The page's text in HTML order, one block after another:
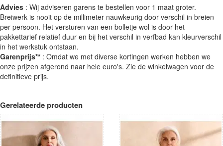
Advies : Wij adviseren garens te bestellen voor 1 maat groter.
Breiwerk is nooit op de millimeter nauwkeurig door verschil in breien
per persoon. Het versturen van een bolletje wol is door het
pakkettarief relatief duur en bij het verschil in verfbad kan kleurverschil
in het werkstuk ontstaan.
Garenprijs** : Omdat we met diverse kortingen werken hebben we
onze prijzen afgerond naar hele euro's. Zie de winkelwagen voor de
definitieve prijs.
Gerelateerde producten